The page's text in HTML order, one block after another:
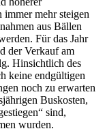
immer mehr steigen
aus Bällen
Für das Jahr
der Verkauf am
Hinsichtlich des
keine endgültigen
noch zu erwarten
Buskosten,
sind,
wurden.